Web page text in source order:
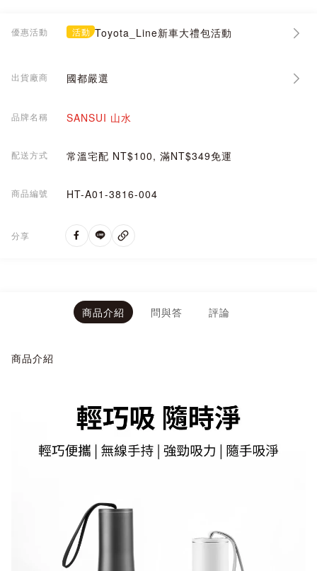
優惠活動 活動 Toyota_Line新車大禮包活動
出貨廠商 國都嚴選
品牌名稱 SANSUI 山水
配送方式 常溫宅配 NT$100, 滿NT$349免運
商品編號 HT-A01-3816-004
分享
商品介紹 問與答 評論
商品介紹